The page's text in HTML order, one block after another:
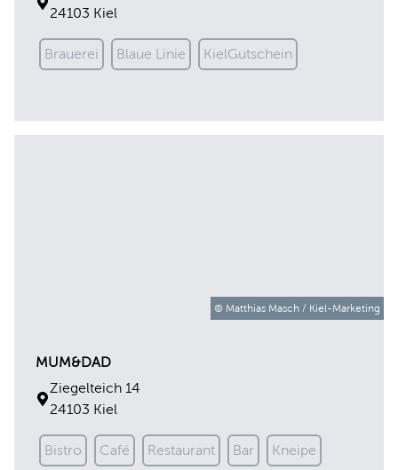
24103 Kiel
Brauerei Blaue Linie KielGutschein
© Matthias Masch / Kiel-Marketing
MUM&DAD
Ziegelteich 14
24103 Kiel
Bistro Café Restaurant Bar Kneipe